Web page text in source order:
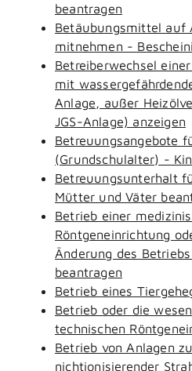
beantragen
Betäubungsmittel auf
mitnehmen -
Betreiberwechsel
mit
Anlage, außer
JGS-Anlage) anzeigen
Betreuungsangebote
(Grundschulalter) -
Betreuungsunterhalt
Mütter und Väter
Betrieb einer
Röntgeneinrichtung
Änderung des
beantragen
Betrieb eines
Betrieb oder die
technischen
Betrieb von Anlagen
nichtionisierender